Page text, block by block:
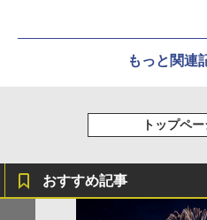
もっと関連
トップペ
おすすめ記事